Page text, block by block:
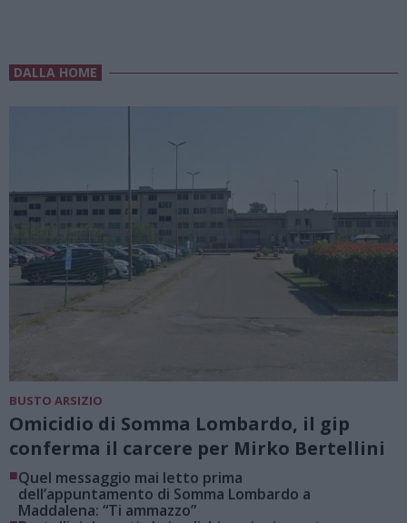
DALLA HOME
BUSTO ARSIZIO
Omicidio di Somma Lombardo, il gip
conferma il carcere per Mirko Bertellini
■Quel messaggio mai letto prima
dell’appuntamento di Somma Lombardo a
Maddalena: “Ti ammazzo”